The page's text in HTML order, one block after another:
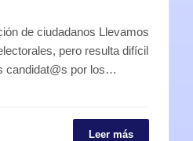
de ciudadanos Llevamos
pero resulta difícil
candidat@s por los…
Leer más